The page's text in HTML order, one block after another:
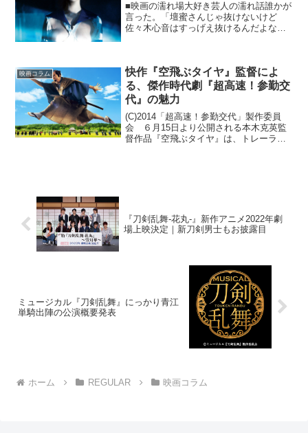
■映画の濡れ場大好き芸人の濡れ話誰かが
言った。「壇蜜さんじゃ抜けないけど
佐々木心音はすっげえ抜けるんだよな
本・監督の作品。冒頭の言...
映画コラム
快作『空飛ぶタイヤ』監督によ
る、傑作時代劇『超高速！参勤交
代』の魅力
(C)2014「超高速！参勤交代」製作委員
会 ６月15日より公開される本木克英監
督作品『空飛ぶタイヤ』は、トレーラー
『刀剣乱舞-花丸-』新作アニメ2022年劇
場上映決定｜新刀剣男士もお披露目
ミュージカル『刀剣乱舞』にっかり青江
単騎出陣の公演概要発表
ホーム REGULAR 映画コラム